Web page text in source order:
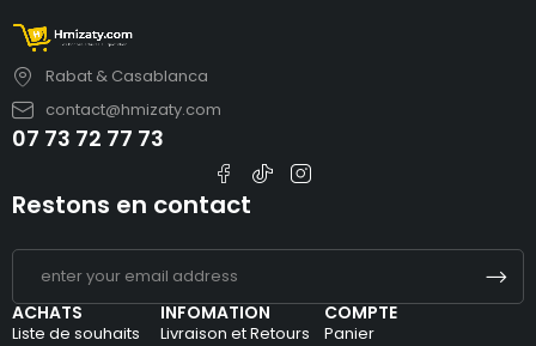
Rabat & Casablanca
contact@hmizaty.com
07 73 72 77 73
ACHATS
Liste de souhaits
INFOMATION
Livraison et Retours
COMPTE
Panier
Restons en contact